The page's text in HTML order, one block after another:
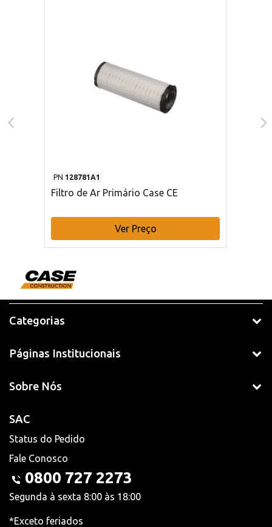
PN 128781A1
Filtro de Ar Primário Case CE
Ver Preço
Categorias
Páginas Institucionais
Sobre Nós
SAC
Status do Pedido
Fale Conosco
0800 727 2273
Segunda à sexta 8:00 às 18:00
*Exceto feriados